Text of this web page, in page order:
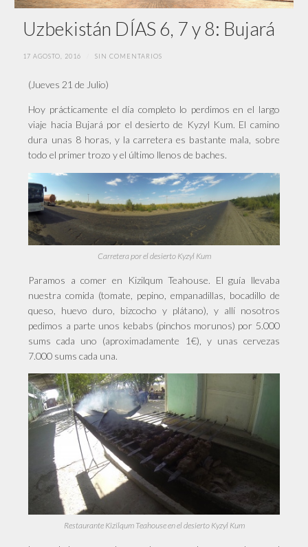
Uzbekistán DÍAS 6, 7 y 8: Bujará
17 AGOSTO, 2016 SIN COMENTARIOS
(Jueves 21 de Julio)
Hoy prácticamente el día completo lo perdimos en el largo
viaje hacia Bujará por el desierto de Kyzyl Kum. El camino
dura unas 8 horas, y la carretera es bastante mala, sobre
todo el primer trozo y el último llenos de baches.
Carretera por el desierto Kyzyl Kum
Paramos a comer en Kizilqum Teahouse. El guía llevaba
nuestra comida (tomate, pepino, empanadillas, bocadillo de
queso, huevo duro, bizcocho y plátano), y allí nosotros
pedimos a parte unos kebabs (pinchos morunos) por 5.000
sums cada uno (aproximadamente 1€), y unas cervezas
7.000 sums cada una.
Restaurante Kizilqum Teahouse en el desierto Kyzyl Kum